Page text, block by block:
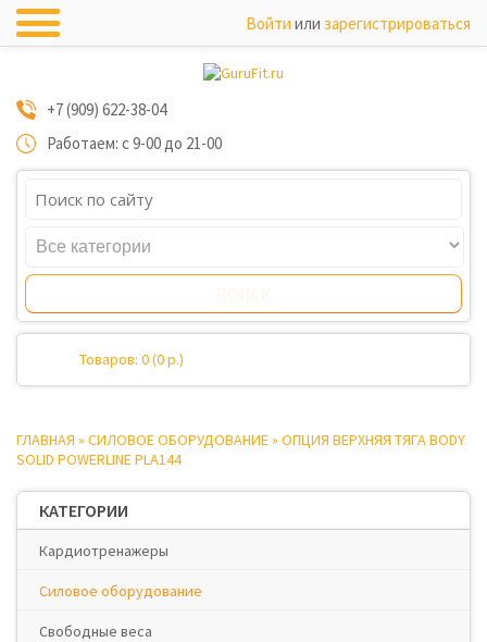
Войти или зарегистрироваться
+7 (909) 622-38-04
Работаем: с 9-00 до 21-00
Товаров: 0 (0 р.)
ГЛАВНАЯ » СИЛОВОЕ ОБОРУДОВАНИЕ» ОПЦИЯ ВЕРХНЯЯ ТЯГА BODY
SOLID POWERLINE PLA144
КАТЕГОРИИ
Кардиотренажеры
Силовое оборудование
Свободные веса